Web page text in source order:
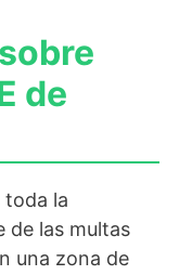
de
toda la
de las multas
una zona de